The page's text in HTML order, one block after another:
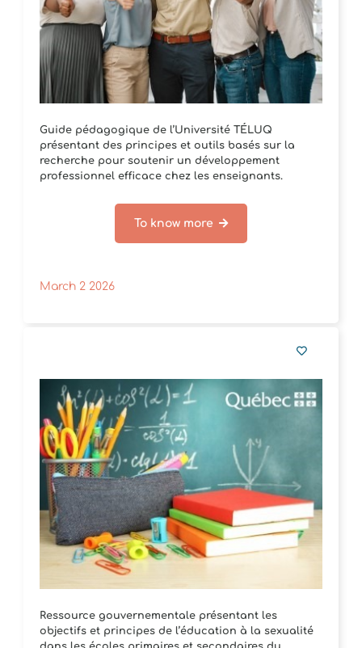
Guide pédagogique de l’Université TÉLUQ
présentant des principes et outils basés sur la
recherche pour soutenir un développement
professionnel efficace chez les enseignants.
To know more
March 2 2026
Ressource gouvernementale présentant les
objectifs et principes de l’éducation à la sexualité